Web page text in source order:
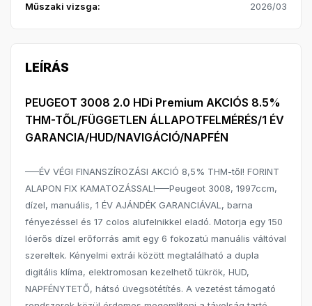
Műszaki vizsga: 2026/03
LEÍRÁS
PEUGEOT 3008 2.0 HDi Premium AKCIÓS 8.5%
THM-TŐL/FÜGGETLEN ÁLLAPOTFELMÉRÉS/1 ÉV
GARANCIA/HUD/NAVIGÁCIÓ/NAPFÉN
—–ÉV VÉGI FINANSZÍROZÁSI AKCIÓ 8,5% THM-től! FORINT
ALAPON FIX KAMATOZÁSSAL!—–Peugeot 3008, 1997ccm,
dízel, manuális, 1 ÉV AJÁNDÉK GARANCIÁVAL, barna
fényezéssel és 17 colos alufelnikkel eladó. Motorja egy 150
lóerős dízel erőforrás amit egy 6 fokozatú manuális váltóval
szereltek. Kényelmi extrái között megtalálható a dupla
digitális klíma, elektromosan kezelhető tükrök, HUD,
NAPFÉNYTETŐ, hátsó üvegsötétítés. A vezetést támogató